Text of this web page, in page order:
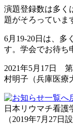
演題登録数は多く
題がそろっていま
6月 19-20日は、多
す。学会でお待ち
2021年5月17日
村明子（兵庫医
日本リウマチ看護
（2019年7月27日設